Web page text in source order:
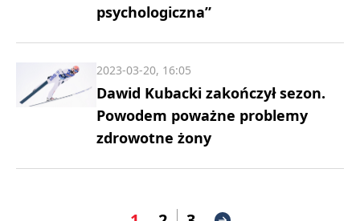
psychologiczna”
Dawid Kubacki zakończył sezon.
Powodem poważne problemy
zdrowotne żony
2023-03-20, 16:05